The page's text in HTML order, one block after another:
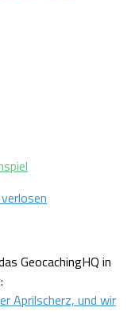
GeocachingHQ in
Aprilscherz, und wir